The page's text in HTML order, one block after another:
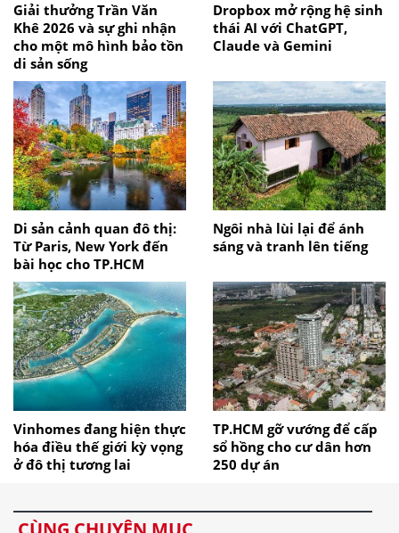
Giải thưởng Trần Văn
Khê 2026 và sự ghi nhận
cho một mô hình bảo tồn
di sản sống
Dropbox mở rộng hệ sinh
thái AI với ChatGPT,
Claude và Gemini
Di sản cảnh quan đô thị:
Từ Paris, New York đến
bài học cho TP.HCM
Ngôi nhà lùi lại để ánh
sáng và tranh lên tiếng
Vinhomes đang hiện thực
hóa điều thế giới kỳ vọng
ở đô thị tương lai
TP.HCM gỡ vướng để cấp
sổ hồng cho cư dân hơn
250 dự án